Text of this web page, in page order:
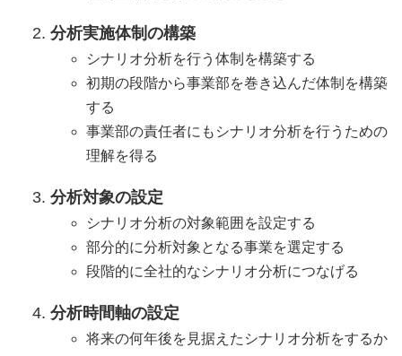
分析実施体制の構築
シナリオ分析を行う体制を構築する
初期の段階から事業部を巻き込んだ体制を構築
する
事業部の責任者にもシナリオ分析を行うための
理解を得る
分析対象の設定
シナリオ分析の対象範囲を設定する
部分的に分析対象となる事業を選定する
段階的に全社的なシナリオ分析につなげる
分析時間軸の設定
将来の何年後を見据えたシナリオ分析をするか